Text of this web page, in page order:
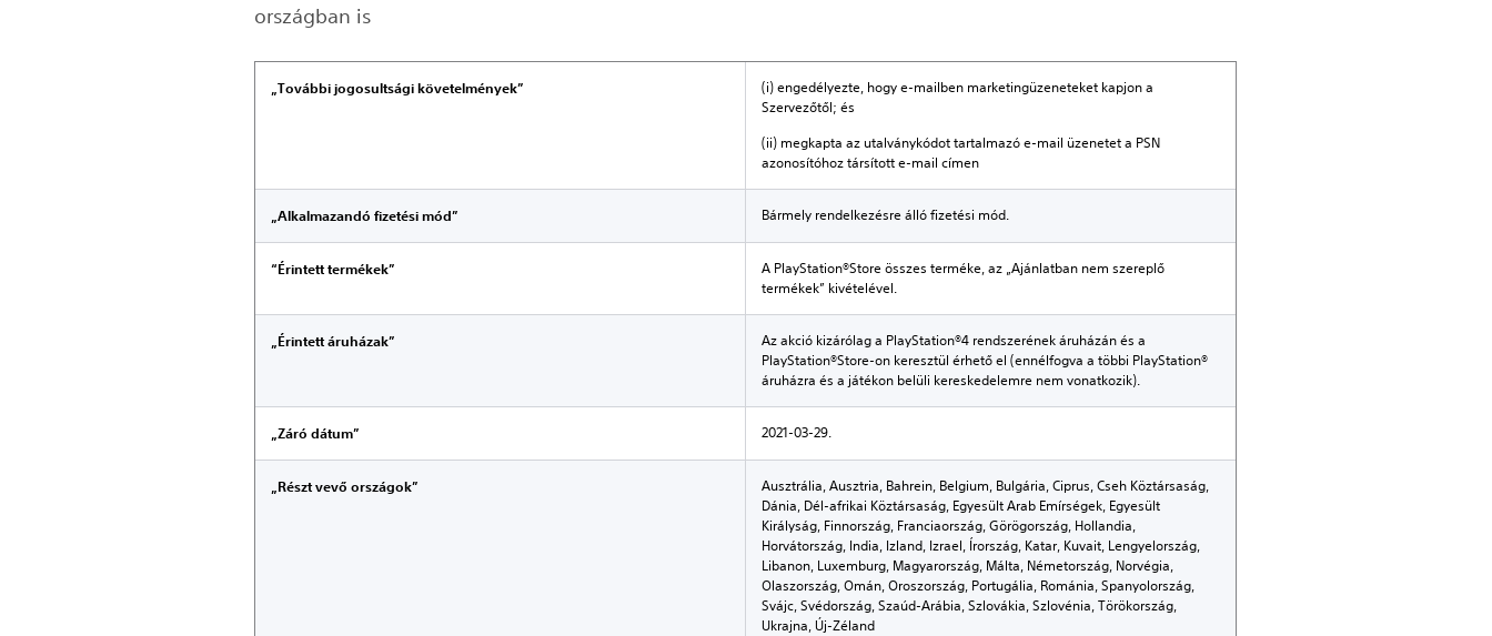
országban is
„További jogosultsági követelmények”
(i) engedélyezte, hogy e-mailben marketingüzeneteket kapjon a
Szervezőtől; és
(ii) megkapta az utalványkódot tartalmazó e-mail üzenetet a PSN
azonosítóhoz társított e-mail címen
„Alkalmazandó fizetési mód” Bármely rendelkezésre álló fizetési mód.
“Érintett termékek”
A PlayStation®Store összes terméke, az „Ajánlatban nem szereplő
termékek” kivételével.
„Érintett áruházak”
Az akció kizárólag a PlayStation®4 rendszerének áruházán és a
PlayStation®Store-on keresztül érhető el (ennélfogva a többi PlayStation®
áruházra és a játékon belüli kereskedelemre nem vonatkozik).
„Záró dátum” 2021-03-29.
„Részt vevő országok”
Ausztrália, Ausztria, Bahrein, Belgium, Bulgária, Ciprus, Cseh Köztársaság,
Dánia, Dél-afrikai Köztársaság, Egyesült Arab Emírségek, Egyesült
Királyság, Finnország, Franciaország, Görögország, Hollandia,
Horvátország, India, Izland, Izrael, Írország, Katar, Kuvait, Lengyelország,
Libanon, Luxemburg, Magyarország, Málta, Németország, Norvégia,
Olaszország, Omán, Oroszország, Portugália, Románia, Spanyolország,
Svájc, Svédország, Szaúd-Arábia, Szlovákia, Szlovénia, Törökország,
Ukrajna, Új-Zéland